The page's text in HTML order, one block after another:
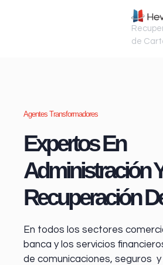
de
Agentes Transformadores
Expertos En
Administración
Recuperación
En todos los sectores
banca y los servicios
de comunicaciones, seguros